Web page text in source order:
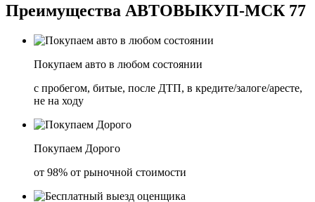
Преимущества АВТОВЫКУП-МСК 77
Покупаем авто в любом состоянии
с пробегом, битые, после ДТП, в кредите/залоге/аресте,
не на ходу
Покупаем Дорого
от 98% от рыночной стоимости